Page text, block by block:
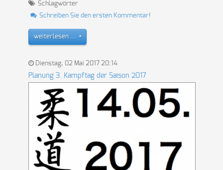
Schlagwörter
Schreiben Sie den ersten Kommentar!
weiterlesen ...
Dienstag, 02 Mai 2017 20:14
Planung 3. Kampftag der Saison 2017